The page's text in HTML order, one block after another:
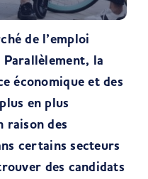
de l’emploi
Parallèlement, la
économique et des
en plus
raison des
certains secteurs
des candidats